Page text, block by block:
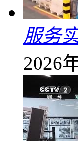
服务
2026